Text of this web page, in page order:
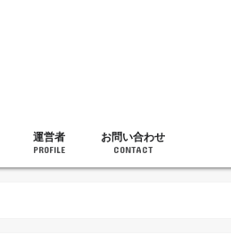
運営者
PROFILE
お問い合わせ
CONTACT